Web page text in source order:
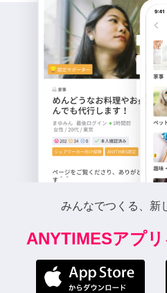
みんなでつくる、新
ANYTIMESアプ